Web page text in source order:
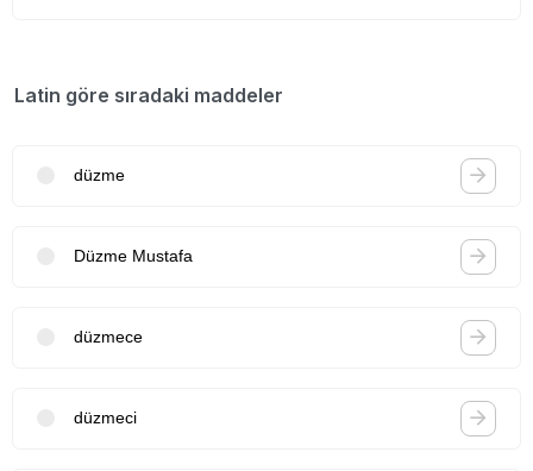
Latin göre sıradaki maddeler
düzme
Düzme Mustafa
düzmece
düzmeci